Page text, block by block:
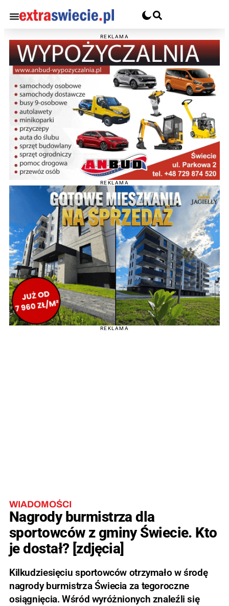
REKLAMA
REKLAMA
REKLAMA
WIADOMOŚCI
Nagrody burmistrza dla
sportowców z gminy Świecie. Kto
je dostał? [zdjęcia]
Kilkudziesięciu sportowców otrzymało w środę
nagrody burmistrza Świecia za tegoroczne
osiągnięcia. Wśród wyróżnionych znaleźli się